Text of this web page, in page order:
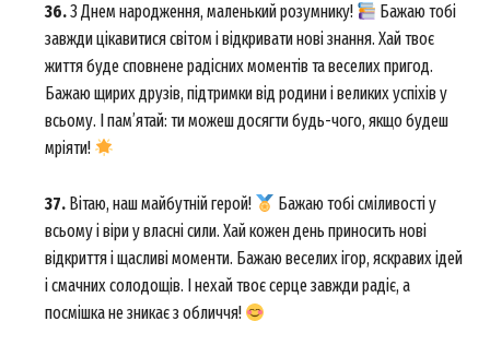
36.З Днем народження, маленький розумнику!
Бажаю тобі
завжди цікавитися світом і відкривати нові знання. Хай твоє
життя буде сповнене радісних моментів та веселих пригод.
Бажаю щирих друзів, підтримки від родини і великих успіхів у
всьому. І пам’ятай: ти можеш досягти будь-чого, якщо будеш
мріяти!
37. Вітаю, наш майбутній герой!
Бажаю тобі сміливості у
всьому і віри у власні сили. Хай кожен день приносить нові
відкриття і щасливі моменти. Бажаю веселих ігор, яскравих ідей
і смачних солодощів. І нехай твоє серце завжди радіє, а
посмішка не зникає з обличчя!